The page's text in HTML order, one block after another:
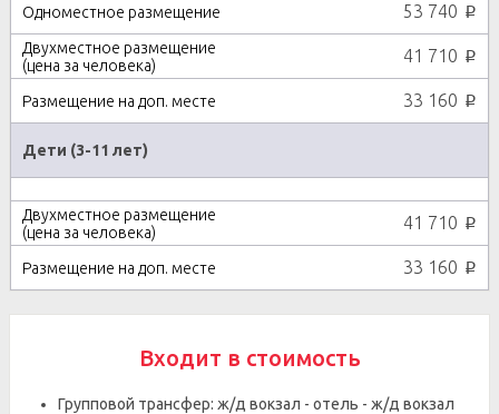
53 740 p
41 710 p
33 160 p
Дети (3-11 лет)
41 710 p
33 160 p
Входит в стоимость
Групповой трансфер: ж/д вокзал - отель - ж/д вокзал